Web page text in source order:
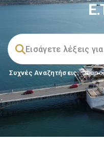
Συχνές Αναζητήσεις: